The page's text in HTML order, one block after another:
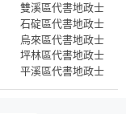
雙溪區代書地政士
石碇區代書地政士
烏來區代書地政士
坪林區代書地政士
平溪區代書地政士